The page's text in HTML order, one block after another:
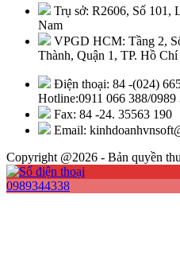
Trụ sở: R2606, Số
Nam
VPGD HCM: Tầng 2,
Thành, Quận 1, TP. Hồ
Điện thoại: 84 -(024)
Hotline:0911 066 388/0989
Fax: 84 -24. 35563 190
Email:
Copyright @2026 - Bản quyền
0989344338